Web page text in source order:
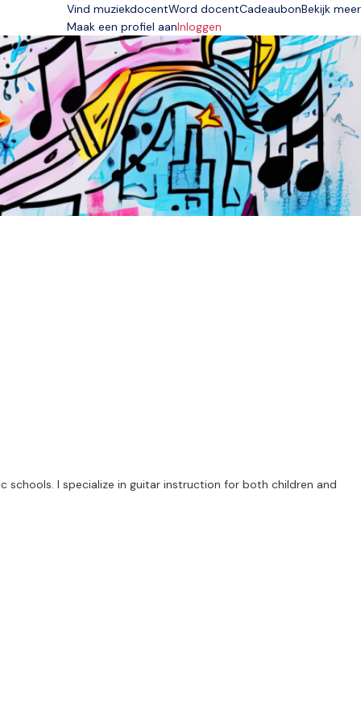
Vind muziekdocentWord docentCadeaubonBekijk meer
Maak een profiel aanInloggen
schools. I specialize in guitar instruction for both children and